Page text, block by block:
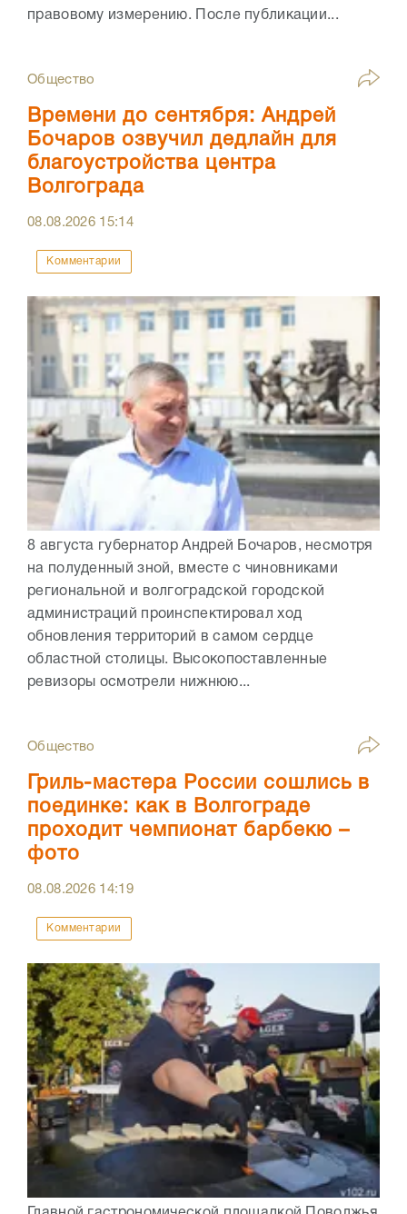
правовому измерению. После публикации...
Общество
Времени до сентября: Андрей
Бочаров озвучил дедлайн для
благоустройства центра
Волгограда
08.08.2026 15:14
Комментарии
8 августа губернатор Андрей Бочаров, несмотря
на полуденный зной, вместе с чиновниками
региональной и волгоградской городской
администраций проинспектировал ход
обновления территорий в самом сердце
областной столицы. Высокопоставленные
ревизоры осмотрели нижнюю...
Общество
Гриль-мастера России сошлись в
поединке: как в Волгограде
проходит чемпионат барбекю –
фото
08.08.2026 14:19
Комментарии